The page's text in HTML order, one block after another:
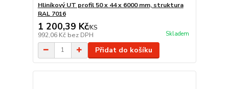
Hliníkový UT profil 50 x 44 x 6000 mm, struktura
RAL 7016
1 200,39 Kč/KS
992,06 Kč bez DPH Skladem
Přidat do košíku